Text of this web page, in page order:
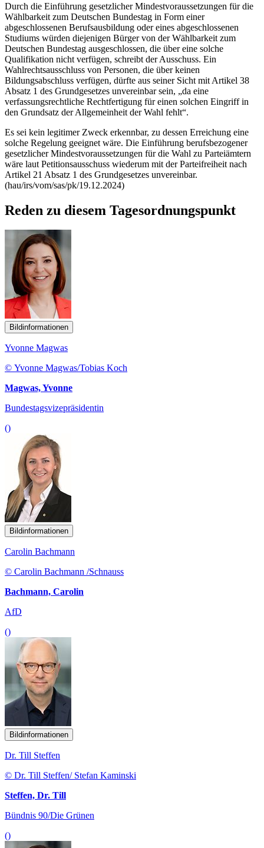
Durch die Einführung gesetzlicher Mindestvoraussetzungen für die
Wählbarkeit zum Deutschen Bundestag in Form einer
abgeschlossenen Berufsausbildung oder eines abgeschlossenen
Studiums würden diejenigen Bürger von der Wählbarkeit zum
Deutschen Bundestag ausgeschlossen, die über eine solche
Qualifikation nicht verfügen, schreibt der Ausschuss. Ein
Wahlrechtsausschluss von Personen, die über keinen
Bildungsabschluss verfügen, dürfte aus seiner Sicht mit Artikel 38
Absatz 1 des Grundgesetzes unvereinbar sein, „da eine
verfassungsrechtliche Rechtfertigung für einen solchen Eingriff in
den Grundsatz der Allgemeinheit der Wahl fehlt“.
Es sei kein legitimer Zweck erkennbar, zu dessen Erreichung eine
solche Regelung geeignet wäre. Die Einführung berufsbezogener
gesetzlicher Mindestvoraussetzungen für die Wahl zu Parteiämtern
wäre laut Petitionsausschuss wiederum mit der Parteifreiheit nach
Artikel 21 Absatz 1 des Grundgesetzes unvereinbar.
(hau/irs/vom/sas/pk/19.12.2024)
Reden zu diesem Tagesordnungspunkt
Bildinformationen
Yvonne Magwas
© Yvonne Magwas/Tobias Koch
Magwas, Yvonne
Bundestagsvizepräsidentin
()
Bildinformationen
Carolin Bachmann
© Carolin Bachmann /Schnauss
Bachmann, Carolin
AfD
()
Bildinformationen
Dr. Till Steffen
© Dr. Till Steffen/ Stefan Kaminski
Steffen, Dr. Till
Bündnis 90/Die Grünen
()